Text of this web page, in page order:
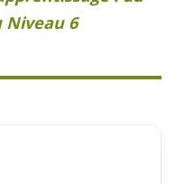
Niveau 6